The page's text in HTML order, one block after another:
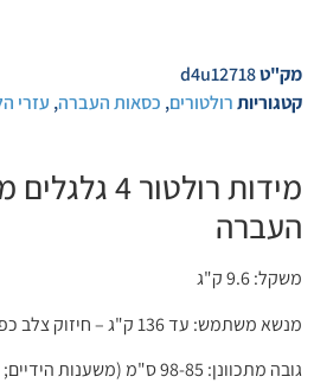
מק"טd4u12718
קטגוריותרולטורים, כסאות העברה, עזרי
מידות
העברה
משקל: 9.6 ק"ג
מנשא משתמש: עד 136 ק"ג – חיזוק צלב כפול ליציבות במשקל גבוה
גובה מתכוונן: 98-85 ס"מ (משענות הידיים; המושב גובה קבוע)